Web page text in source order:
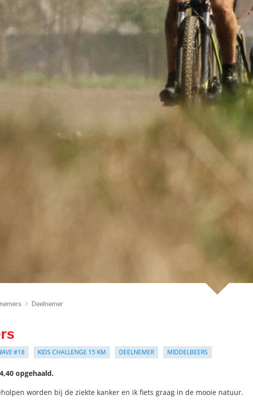
Deelnemer
#18 KIDS CHALLENGE 15 KM DEELNEMER MIDDELBEERS
opgehaald.
worden bij de ziekte kanker en ik fiets graag in de mooie natuur.